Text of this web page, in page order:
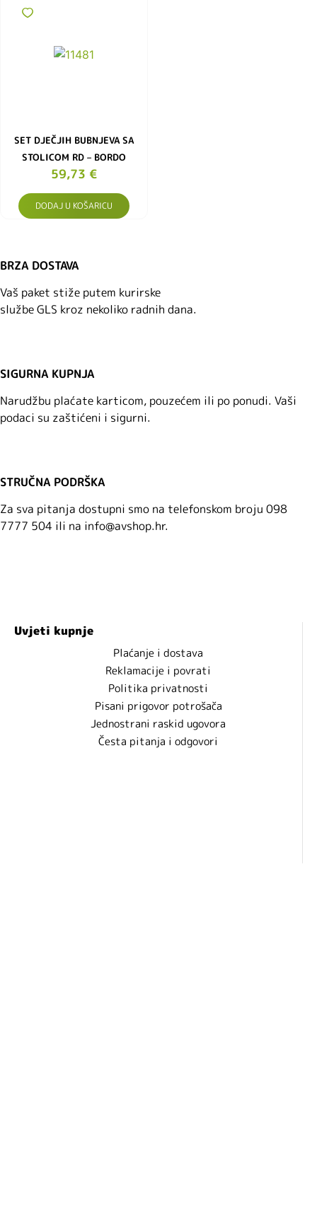
SET DJEČJIH BUBNJEVA SA
STOLICOM RD – BORDO
59,73 €
DODAJ U KOŠARICU
BRZA DOSTAVA
Vaš paket stiže putem kurirske
službe GLS kroz nekoliko radnih dana.
SIGURNA KUPNJA
Narudžbu plaćate karticom, pouzećem ili po ponudi. Vaši
podaci su zaštićeni i sigurni.
STRUČNA PODRŠKA
Za sva pitanja dostupni smo na telefonskom broju 098
7777 504 ili na info@avshop.hr.
Uvjeti kupnje
Plaćanje i dostava
Reklamacije i povrati
Politika privatnosti
Pisani prigovor potrošača
Jednostrani raskid ugovora
Česta pitanja i odgovori